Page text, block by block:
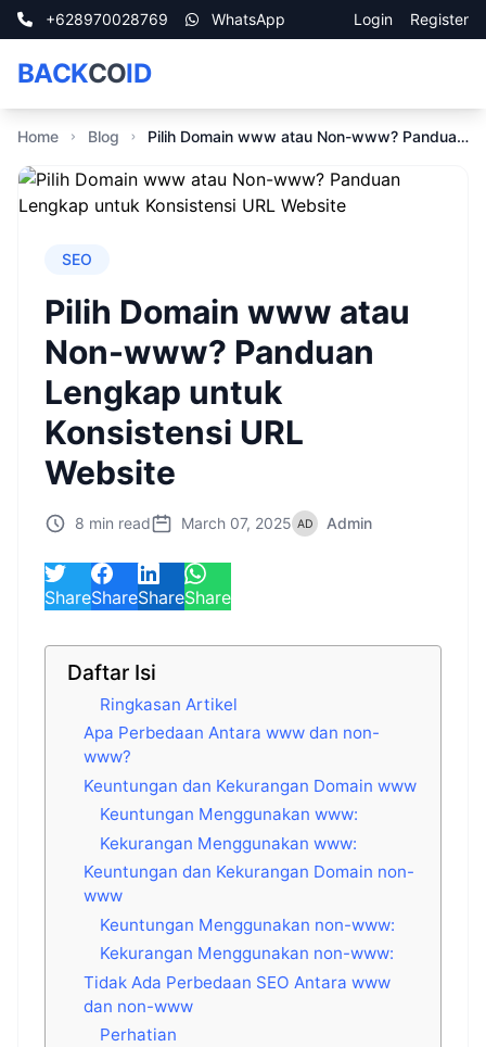
+628970028769 WhatsApp Login Register
BACKCOID
Home Blog Pilih Domain www atau Non-www? Panduan Lengkap untuk Konsistensi URL Website
SEO
Pilih Domain www atau
Non-www? Panduan
Lengkap untuk
Konsistensi URL
Website
8 min read March 07, 2025 Admin
ShareShareShareShare
Daftar Isi
Ringkasan Artikel
Apa Perbedaan Antara www dan non-
www?
Keuntungan dan Kekurangan Domain www
Keuntungan Menggunakan www:
Kekurangan Menggunakan www:
Keuntungan dan Kekurangan Domain non-
www
Keuntungan Menggunakan non-www:
Kekurangan Menggunakan non-www:
Tidak Ada Perbedaan SEO Antara www
dan non-www
Perhatian